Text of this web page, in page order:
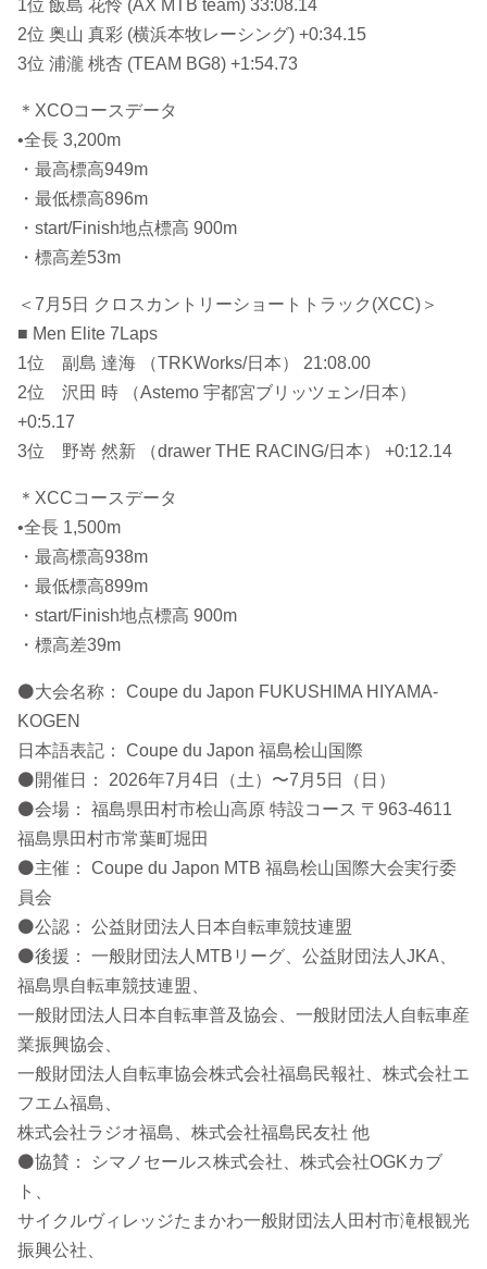
1位 飯島 花怜 (AX MTB team) 33:08.14
2位 奥山 真彩 (横浜本牧レーシング) +0:34.15
3位 浦瀧 桃杏 (TEAM BG8) +1:54.73
＊XCOコースデータ
•全長 3,200m
・最高標高949m
・最低標高896m
・start/Finish地点標高 900m
・標高差53m
＜7月5日 クロスカントリーショートトラック(XCC)＞
■ Men Elite 7Laps
1位 副島 達海 （TRKWorks/日本） 21:08.00
2位 沢田 時 （Astemo 宇都宮ブリッツェン/日本）
+0:5.17
3位 野嵜 然新 （drawer THE RACING/日本） +0:12.14
＊XCCコースデータ
•全長 1,500m
・最高標高938m
・最低標高899m
・start/Finish地点標高 900m
・標高差39m
⚫大会名称： Coupe du Japon FUKUSHIMA HIYAMA-
KOGEN
日本語表記： Coupe du Japon 福島桧山国際
⚫開催日： 2026年7月4日（土）〜7月5日（日）
⚫会場： 福島県田村市桧山高原 特設コース 〒963-4611
福島県田村市常葉町堀田
⚫主催： Coupe du Japon MTB 福島桧山国際大会実行委
員会
⚫公認： 公益財団法人日本自転車競技連盟
⚫後援： 一般財団法人MTBリーグ、公益財団法人JKA、
福島県自転車競技連盟、
一般財団法人日本自転車普及協会、一般財団法人自転車産
業振興協会、
一般財団法人自転車協会株式会社福島民報社、株式会社エ
フエム福島、
株式会社ラジオ福島、株式会社福島民友社 他
⚫協賛： シマノセールス株式会社、株式会社OGKカブ
ト、
サイクルヴィレッジたまかわ一般財団法人田村市滝根観光
振興公社、